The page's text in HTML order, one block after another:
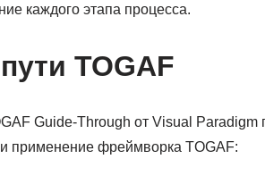
каждого этапа процесса.
TOGAF
Guide-Through от Visual
применение фреймворка TOGAF: